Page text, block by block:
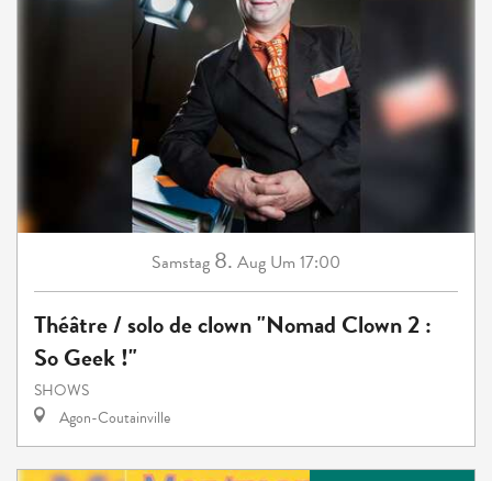
Samstag 8. Aug Um 17:00
Théâtre / solo de clown "Nomad Clown 2 :
So Geek !"
SHOWS
Agon-Coutainville